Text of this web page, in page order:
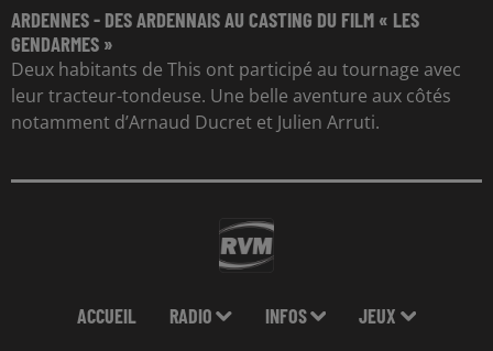
ARDENNES - DES ARDENNAIS AU CASTING DU FILM « LES
GENDARMES »
Deux habitants de This ont participé au tournage avec
leur tracteur-tondeuse. Une belle aventure aux côtés
notamment d’Arnaud Ducret et Julien Arruti.
ACCUEIL RADIO INFOS JEUX